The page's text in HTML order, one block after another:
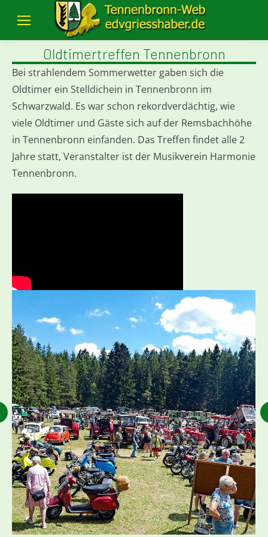
Oldtimertreffen Tennenbronn
Bei strahlendem Sommerwetter gaben sich die
Oldtimer ein Stelldichein in Tennenbronn im
Schwarzwald. Es war schon rekordverdächtig, wie
viele Oldtimer und Gäste sich auf der Remsbachhöhe
in Tennenbronn einfanden. Das Treffen findet alle 2
Jahre statt, Veranstalter ist der Musikverein Harmonie
Tennenbronn.